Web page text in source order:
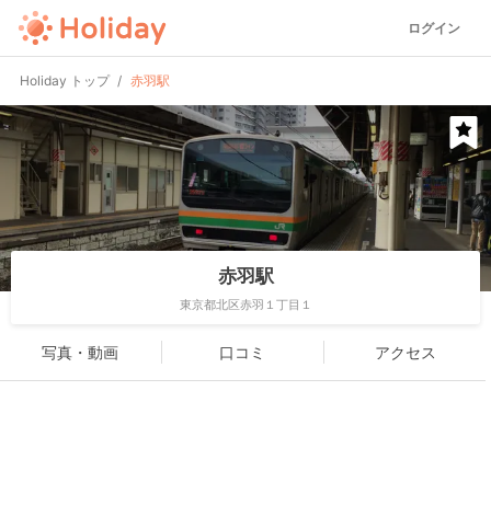
ログイン
Holiday トップ 赤羽駅
赤羽駅
東京都北区赤羽１丁目１
写真・動画 口コミ アクセス